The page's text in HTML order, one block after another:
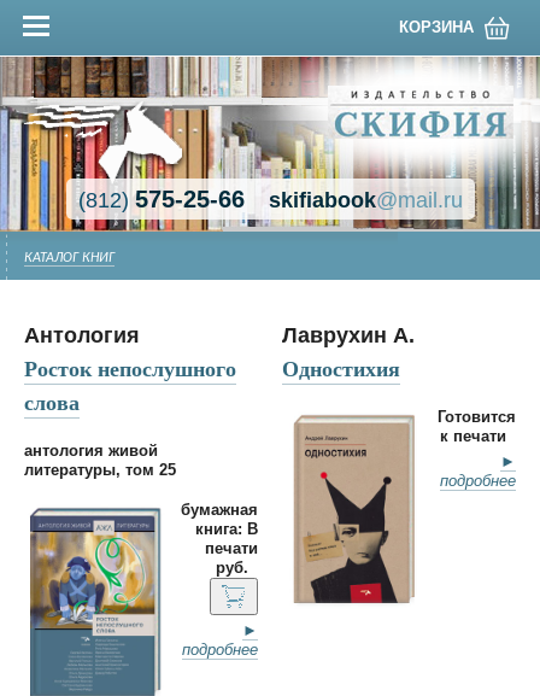
КОРЗИНА
(812)575-25-66 skifiabook@mail.ru
КАТАЛОГ КНИГ
Антология
Росток непослушного
слова
антология живой
литературы, том 25
бумажная
книга: В
печати
руб.
►
подробнее
Лаврухин А.
Одностихия
Готовится
к печати
►
подробнее